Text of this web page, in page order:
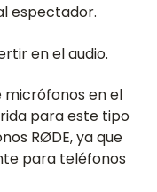
espectador.
en el audio.
micrófonos en el
para este tipo
RØDE, ya que
para teléfonos